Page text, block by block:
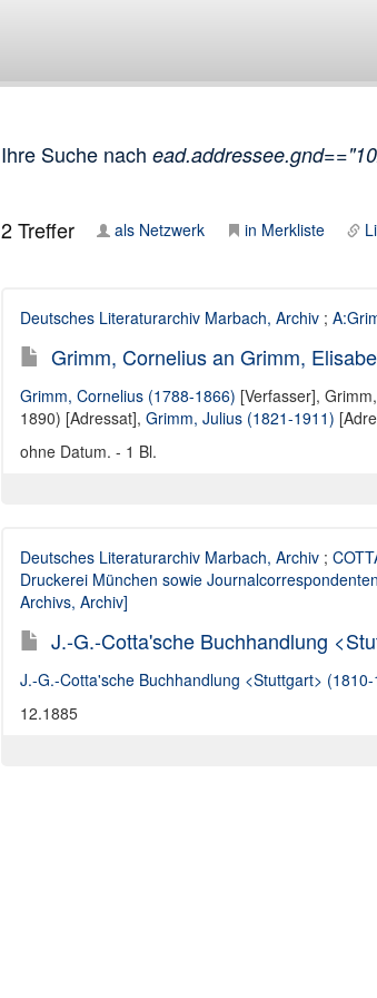
Ihre Suche nach
2Treffer als Netzwerk in Merkliste
Deutsches Literaturarchiv Marbach, Archiv;
Grimm, Cornelius an Grimm,
Grimm, Cornelius (1788-1866) [Verfasser],
1890) [Adressat], Grimm, Julius (1821-1911)
ohne Datum. - 1 Bl.
Deutsches Literaturarchiv Marbach, Archiv;
Druckerei München sowie
Archivs, Archiv]
J.-G.-Cotta'sche Buchhandlung
J.-G.-Cotta'sche Buchhandlung <Stuttgart>
12.1885